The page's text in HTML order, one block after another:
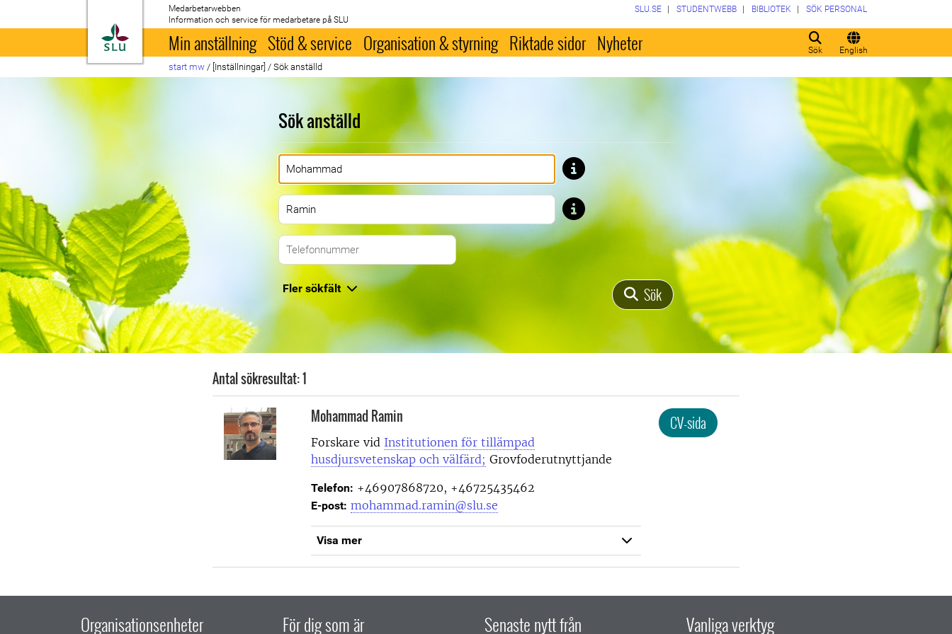
Till startsida
Medarbetarwebben
Information och service för medarbetare på SLU
Sök English
SLU.SE STUDENTWEBB BIBLIOTEK SÖK PERSONAL
Min anställning Stöd & service Organisation & styrning Riktade sidor Nyheter
start mw / [Inställningar] / Sök anställd
Sök anställd
Förnamn
Efternamn
Telefonnummer
Fler sökfält Sök
Antal sökresultat: 1
Mohammad Ramin
Forskare vid Institutionen för tillämpad
husdjursvetenskap och välfärd; Grovfoderutnyttjande
Telefon: +46907868720, +46725435462
E-post: mohammad.ramin@slu.se
Visa mer
CV-sida
Organisationsenheter För dig som är Senaste nytt från Vanliga verktyg